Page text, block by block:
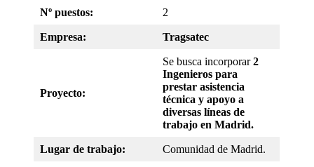
Nº puestos: 2
Empresa: Tragsatec
Proyecto:
Se busca incorporar2
Ingenieros para
prestar asistencia
técnica y apoyo a
diversas líneas de
trabajo en Madrid.
Lugar de trabajo: Comunidad de Madrid.